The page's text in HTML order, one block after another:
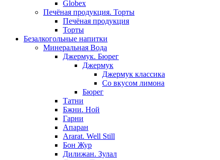
Globex
Печёная продукция. Торты
Печёная продукция
Торты
Безалкогольные напитки
Минеральная Вода
Джермук. Бюрег
Джермук
Джермук классика
Со вкусом лимона
Бюрег
Татни
Бжни. Ной
Гарни
Апаран
Ararat. Well Still
Бон Жур
Дилижан. Зулал